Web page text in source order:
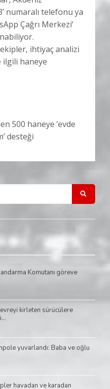
numaralı telefonu ya
Çağrı Merkezi’
ihtiyaç analizi
ilgili haneye
Komutanı göreve
kirleten sürücülere
yuvarlandı: Baba ve oğlu
havadan ve karadan